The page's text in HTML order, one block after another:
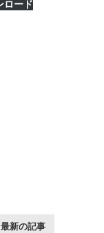
ロード
最新の記事